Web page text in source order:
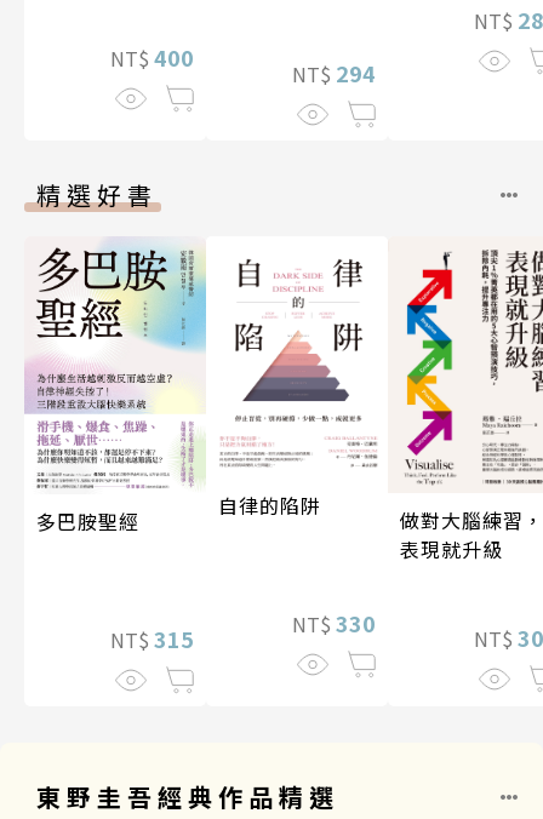
NT$ 400
NT$ 294
NT$
精選好書
多巴胺聖經
NT$ 315
自律的陷阱
NT$ 330
做對大腦練習，
表現就升級
NT$
東野圭吾經典作品精選